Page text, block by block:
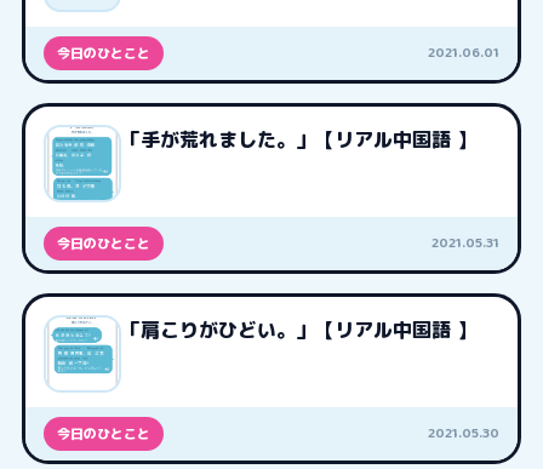
今日のひとこと 2021.06.01
「手が荒れました。」【リアル中国語 】
今日のひとこと 2021.05.31
「肩こりがひどい。」【リアル中国語 】
今日のひとこと 2021.05.30